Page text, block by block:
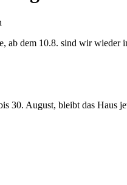
ab dem 10.8. sind wir wieder
30. August, bleibt das Haus